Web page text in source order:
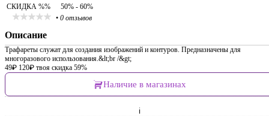
СКИДКА %%
50% - 60%
• 0 отзывов
Описание
Трафареты служат для создания изображений и контуров. Предназначены для
многоразового использования.&lt;br /&gt;
49₽ 120₽ твоя скидка 59%
Наличие в магазинах
ℹ